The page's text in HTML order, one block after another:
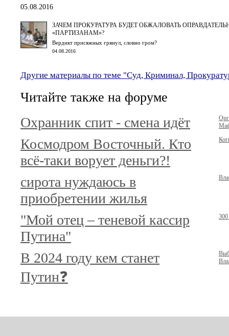
05.08.2016
ЗАЧЕМ ПРОКУРАТУРА БУДЕТ ОБЖАЛОВАТЬ
«ПАРТИЗАНАМ»?
Вердикт присяжных грянул, словно гром?
04.08.2016
Другие материалы по теме "Суд, Криминал,
Читайте также на форуме
Охранник спит - смена идёт
Космодром Восточный. Кто
всё-таки ворует деньги?!
сирота нуждаюсь в
приобретении жилья
"Мой отец – теневой кассир
Путина"
300
В 2024 году кем станет
Путин❓